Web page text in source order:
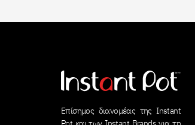
Επίσημος διανομέας της Instant